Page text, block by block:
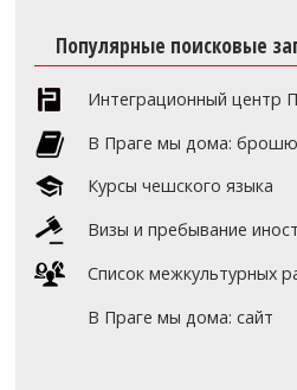
Популярные поисковые
Интеграционный центр
В Праге мы дома:
Курсы чешского языка
Визы и пребывание
Список межкультурных
В Праге мы дома: сайт